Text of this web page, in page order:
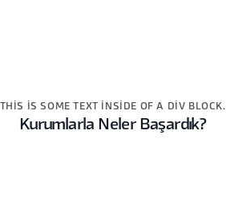
THIS IS SOME TEXT INSIDE OF A DIV BLOCK.
Kurumlarla Neler Başardık?